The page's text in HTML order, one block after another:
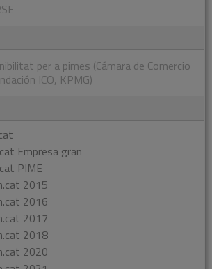
per a pimes (Cámara de Comercio
ICO, KPMG)
Empresa gran
PIME
2015
2016
2017
2018
2020